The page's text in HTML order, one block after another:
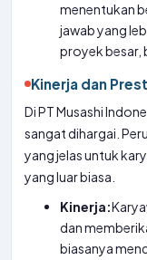
menentukan
jawab yang
proyek besar,
Kinerja dan
Di PT Musashi
sangat dihargai.
yang jelas untuk
yang luar biasa.
Kinerja:
dan
biasanya